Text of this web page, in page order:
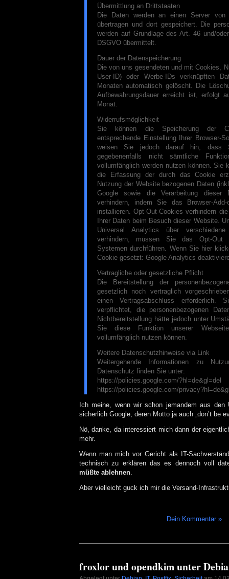
Übermittlung an Drittstaaten
Die Daten werden an einen Server
übertragen und dort gespeichert. Die
werden auf Grundlage des Art. 46 und/
DSGVO übermittelt.
Dauer der Datenspeicherung
Die von uns gesendeten und mit Cookies,
User-ID) oder Werbe-IDs verknüpften
Monaten automatisch gelöscht. Die
Aufbewahrungsdauer erreicht ist, erfolgt
Monat.
Widerrufsmöglichkeit
Sie können die Speicherung der
entsprechende Einstellung Ihrer Browser-
weisen Sie jedoch darauf hin, dass
gegebenenfalls nicht sämtliche
vollumfänglich werden nutzen können. Sie
die Erfassung der durch das Cookie
Nutzung der Website bezogenen Daten
Google sowie die Verarbeitung dieser
verhindern, indem Sie das Browser-Add-
installieren. Opt-Out-Cookies verhindern
Ihrer Daten beim Besuch dieser Website.
Universal Analytics über
verhindern, müssen Sie das Opt-Out
Systemen durchführen. Wenn Sie hier
Cookie gesetzt: Google Analytics
Vertragliche oder gesetzliche Pflicht
Die Bereitstellung der
gesetzlich noch vertraglich
einen Vertragsabschluss erforderlich.
verpflichtet, die personenbezogenen
Nichtbereitstellung hätte jedoch unter
Sie diese Funktion unserer
vollumfänglich nutzen können.
Weitere Datenschutzhinweise via Link
Weitergehende Informationen zu
Datenschutz finden Sie unter:
https://policies.google.com/?hl=de&gl=del
https://policies.google.com/
Ich meine, wenn wir schon jemandem aus den
sicherlich Google, deren Motto ja auch „don’t be
Nö, danke, da interessiert mich dann der
mehr.
Wenn man mich vor Gericht als IT-
technisch zu erklären das es dennoch voll
müßte ablehnen.
Aber vielleicht guck ich mir die Versand-
Dein Kommentar »
froxlor und opendkim unter